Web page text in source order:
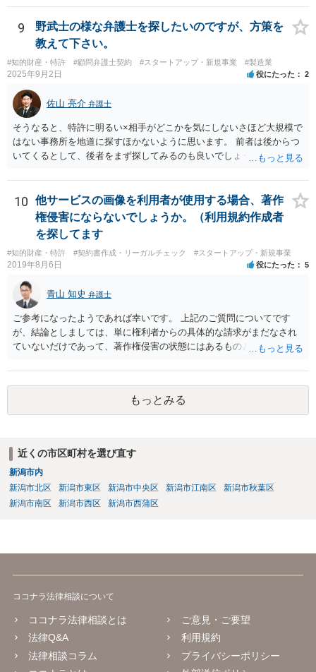
とを条件に割り引くサービスを提供していたケースですが、 明示的に
高評価と指示していなくても、全件報酬を支払うことを約してレビュ
ーをさせるということになれば、結局はそれはレビュー内容について
事業者が関与していると評価され「事業者による表示（広告）」と判
断される余地は残るといえるでしょう。 あくまで、自身の嗜好に基づ
く、自主的なレビューでなければステマ規制にひっかかる可能性があ
るのです。 ※消費者庁のステマ規制の運用ガイドラインであるhttps://
www.caa.go.jp/policies/policy/representation/fair_labeling/guideline/ass
ets/representation_cms216_230328_03.pdf の５頁（イ）、２（１）参
照
9
野武士の様な弁護士を探したいのですが、方策を
教えて下さい。
#知的財産・特許 #顧問弁護士契約 #スタートアップ・新規事業 #製造業
2025年9月2日 役にたった 2
佐山 亮介 弁護士
そうなると、特許に明るい×相手がどこかを気にしないさほど大規模で
はない事務所を地道に探すほかないように思います。 前者は後からつ
いてくるとして、後者をまず探してみるのも良いでしょう。
10
他サービスの画像を利用者が使用する場合、著作
権侵害にならないでしょうか。（利用規約作成者
を探してます
#知的財産・特許 #契約書作成・リーガルチェック #スタートアップ・新規事業
2019年8月6日 役にたった 5
青山 知史 弁護士
ご参考になったようであれば幸いです。 上記のご質問についてです
が、結論としましては、単に権利者からの具体的な請求がまだなされ
ていないだけであって、著作権侵害の状態にはあるものと思慮いたし
ンテンツの投稿については、適法か否かも含め、投稿者で自己責任で
行うものとし、サイトとしては責任を持たない旨の規定がなされてい
ることがあります。 利用者も多いため、サイトとして投稿画像等のチ
ェックは行えないことから、自己責任で判断して行動するように求め
おいて事前チェックがなされるわけではないため、著作権侵害となる
ような画像もそのまま投稿されてしまい、結果として、権利者から削
除や損害賠償等の請求がなされるまで、事実上、その投稿状態が残っ
たままになっているものと思われます。 こうした無断転載の件数は多
く、また、本人の特定にも時間や費用がかかることから、全ての無断
いてきた場合には、こうした無断転載をしていると、権利侵害の責任
態にもなります。 このように、ECサイト等における画像転載等は、適
法な状態とは必ずしも言い難く、権利者の行動次第では責任が生じか
思慮いたします。
もっとみる
近くの市区町村を選び直す
新潟市内
新潟市北区
新潟市東区 新潟市中央区 新潟市江南区
新潟市秋葉区
新潟市南区
新潟市西区 新潟市西蒲区
ココナラ法律相談について
ココナラ法律相談とは
法律Q&A
法律相談コラム
ご意見・ご要望
利用規約
プライバシーポリシー